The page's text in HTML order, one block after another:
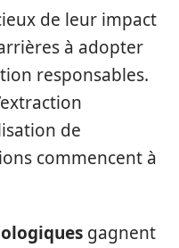
de leur impact
à adopter
responsables.
de
commencent à
gagnent